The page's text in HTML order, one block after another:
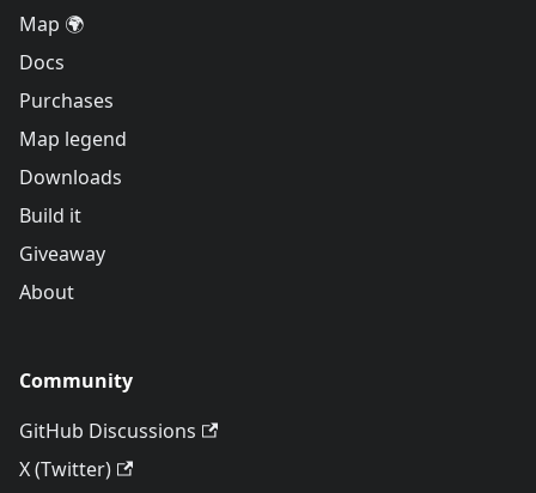
Map 🌍
Docs
Purchases
Map legend
Downloads
Build it
Giveaway
About
Community
GitHub Discussions
X (Twitter)